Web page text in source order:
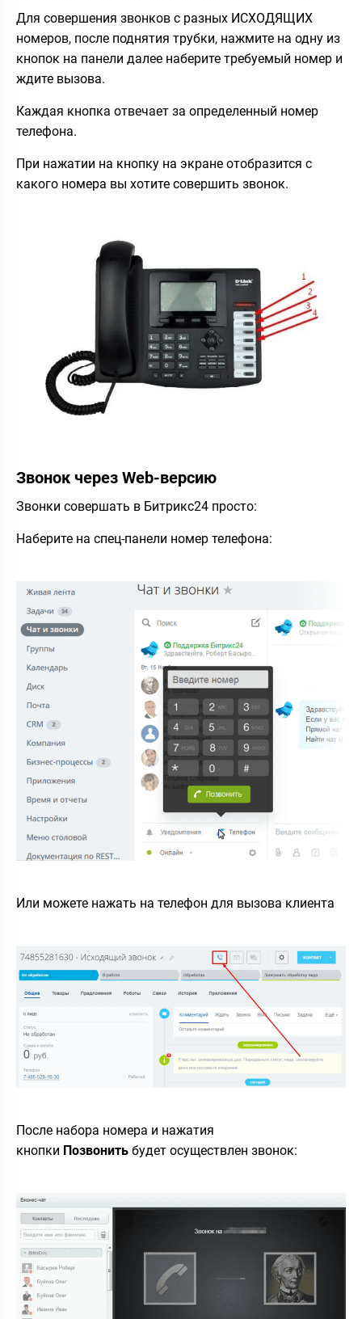
Для совершения звонков с разных ИСХОДЯЩИХ
номеров, после поднятия трубки, нажмите на одну из
кнопок на панели далее наберите требуемый номер и
ждите вызова.
Каждая кнопка отвечает за определенный номер
телефона.
При нажатии на кнопку на экране отобразится с
какого номера вы хотите совершить звонок.
Звонок через Web-версию
Звонки совершать в Битрикс24 просто:
Наберите на спец-панели номер телефона:
Или можете нажать на телефон для вызова клиента
После набора номера и нажатия
кнопки Позвонить будет осуществлен звонок: